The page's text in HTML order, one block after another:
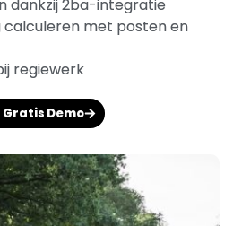
dankzij 2ba-integratie
calculeren met posten en
regiewerk
Demo